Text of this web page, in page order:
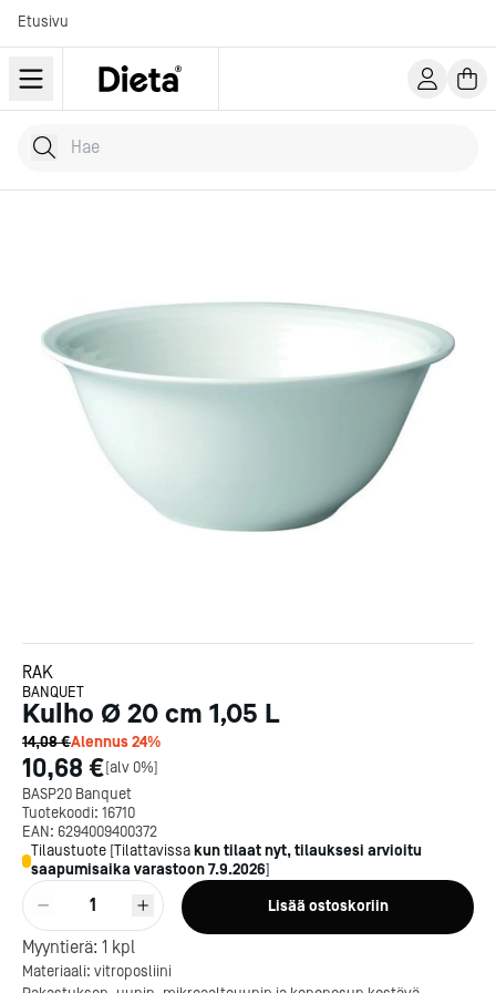
Etusivu
Hae tuotteita
Kirjoita hakusana...
RAK
BANQUET
Kulho Ø 20 cm 1,05 L
14,08 €Alennus24%
10,68 €[alv 0%]
BASP20 Banquet
Tuotekoodi: 16710
EAN: 6294009400372
Tilaustuote [Tilattavissa kun tilaat nyt, tilauksesi arvioitu
saapumisaika varastoon7.9.2026]
1 Lisää ostoskoriin
Myyntierä: 1 kpl
Materiaali: vitroposliini
Kotipizza on vuonna 1987
perustettu yritys, jolla on yli
300 ravintolaa eri puolella